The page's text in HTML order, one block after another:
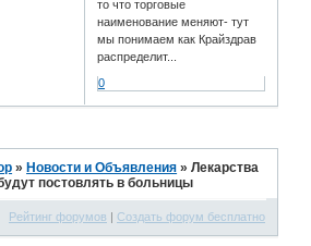
то что торговые
наименование меняют- тут
мы понимаем как Крайздрав
распределит...
0
»Новости и Объявления »Лекарства
постовлять в больницы
Рейтинг форумов | Создать форум бесплатно